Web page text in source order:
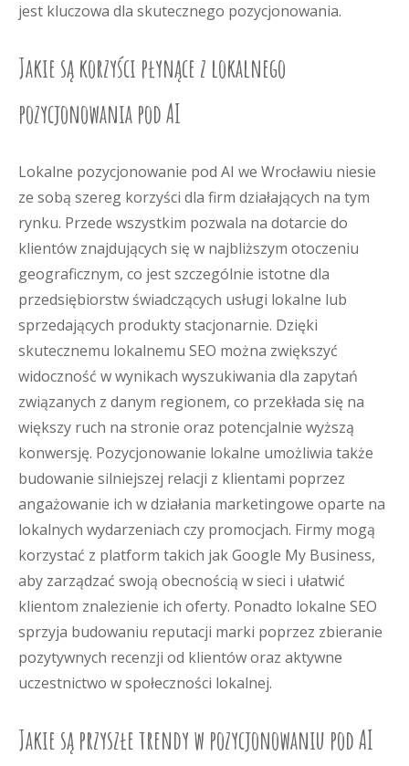
jest kluczowa dla skutecznego pozycjonowania.
Jakie są korzyści płynące z lokalnego
pozycjonowania pod AI
Lokalne pozycjonowanie pod AI we Wrocławiu niesie
ze sobą szereg korzyści dla firm działających na tym
rynku. Przede wszystkim pozwala na dotarcie do
klientów znajdujących się w najbliższym otoczeniu
geograficznym, co jest szczególnie istotne dla
przedsiębiorstw świadczących usługi lokalne lub
sprzedających produkty stacjonarnie. Dzięki
skutecznemu lokalnemu SEO można zwiększyć
widoczność w wynikach wyszukiwania dla zapytań
związanych z danym regionem, co przekłada się na
większy ruch na stronie oraz potencjalnie wyższą
konwersję. Pozycjonowanie lokalne umożliwia także
budowanie silniejszej relacji z klientami poprzez
angażowanie ich w działania marketingowe oparte na
lokalnych wydarzeniach czy promocjach. Firmy mogą
korzystać z platform takich jak Google My Business,
aby zarządzać swoją obecnością w sieci i ułatwić
klientom znalezienie ich oferty. Ponadto lokalne SEO
sprzyja budowaniu reputacji marki poprzez zbieranie
pozytywnych recenzji od klientów oraz aktywne
uczestnictwo w społeczności lokalnej.
Jakie są przyszłe trendy w pozycjonowaniu pod AI